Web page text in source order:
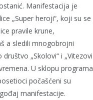
Manifestacija je
„Super heroji“, koji su se
pravile krune,
a sledili mnogobrojni
„Skolovi“ i „Vitezovi
U sklopu programa
počašćeni su
manifestacije.